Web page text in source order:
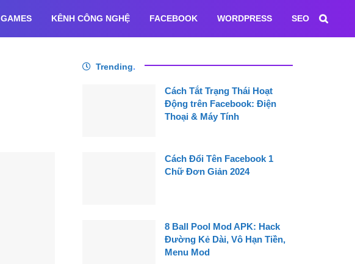
GAMES KÊNH CÔNG NGHỆ FACEBOOK WORDPRESS SEO
Trending.
Cách Tắt Trạng Thái Hoạt
Động trên Facebook: Điện
Thoại & Máy Tính
Cách Đổi Tên Facebook 1
Chữ Đơn Giản 2024
8 Ball Pool Mod APK: Hack
Đường Kẻ Dài, Vô Hạn Tiền,
Menu Mod